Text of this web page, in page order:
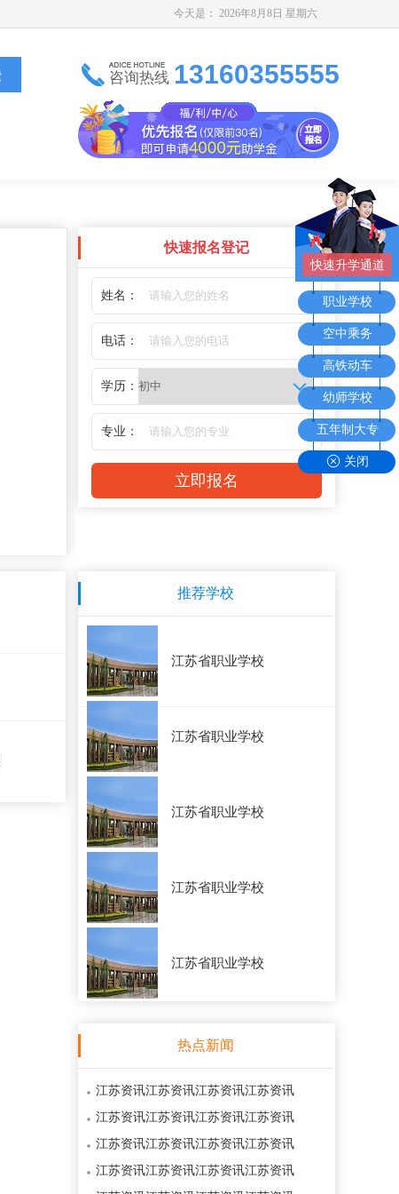
今天是： 2026年8月8日 星期六
咨询热线 13160355555
快速报名登记
姓名：
电话：
学历：
专业：
推荐学校
江苏省职业学校
江苏省职业学校
江苏省职业学校
江苏省职业学校
江苏省职业学校
热点新闻
江苏资讯江苏资讯江苏资讯江苏资讯
江苏资讯江苏资讯江苏资讯江苏资讯
江苏资讯江苏资讯江苏资讯江苏资讯
江苏资讯江苏资讯江苏资讯江苏资讯
快速升学通道
职业学校
空中乘务
高铁动车
幼师学校
五年制大专
关闭